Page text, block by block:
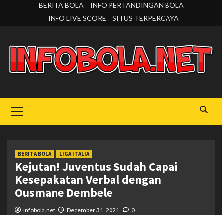
BERITA BOLA
INFO PERTANDINGAN BOLA
INFO LIVE SCORE
SITUS TERPERCAYA
Menu
BERITA BOLA LIGA ITALIA
Kejutan! Juventus Sudah Capai
Kesepakatan Verbal dengan
Ousmane Dembele
infobola.net December 31, 2021 0